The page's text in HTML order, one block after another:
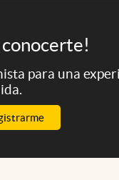
conocerte!
para una